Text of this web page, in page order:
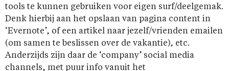
tools te kunnen gebruiken voor eigen surf/deelgemak.
Denk hierbij aan het opslaan van pagina content in
‘Evernote’, of een artikel naar jezelf/vrienden emailen
(om samen te beslissen over de vakantie), etc.
Anderzijds zijn daar de ‘company’ social media
channels, met puur info vanuit het